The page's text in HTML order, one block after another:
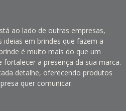
ao lado de outras empresas,
em brindes que fazem a
é muito mais do que um
a presença da sua marca.
detalhe, oferecendo produtos
quer comunicar.